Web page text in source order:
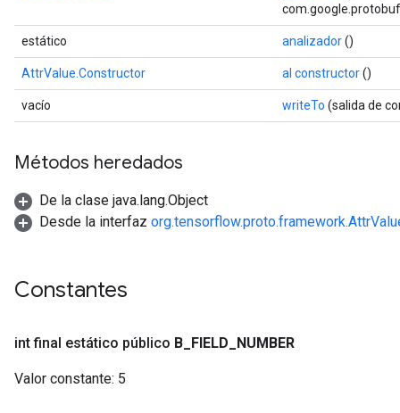
estático analizador()
AttrValue.Constructor al constructor()
vacío writeTo (salida de
Métodos heredados
De la clase java.lang.Object
Desde la interfaz
Constantes
int final estático público B FIELD NUMBER
Valor constante: 5